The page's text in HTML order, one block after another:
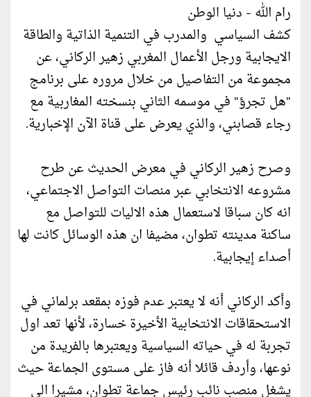
رام الله - دنيا الوطن
كشف السياسي والمدرب في التنمية الذاتية والطاقة
الايجابية ورجل الأعمال المغربي زهير الركاني، عن
مجموعة من التفاصيل من خلال مروره على برنامج
"هل تجرؤ" في موسمه الثاني بنسخته المغاربية مع
رجاء قصابني، والذي يعرض على قناة الآن الإخبارية.
وصرح زهير الركاني في معرض الحديث عن طرح
مشروعه الانتخابي عبر منصات التواصل الاجتماعي،
انه كان سباقا لاستعمال هذه الاليات للتواصل مع
ساكنة مدينته تطوان، مضيفا ان هذه الوسائل كانت لها
أصداء إيجابية.
وأكد الركاني أنه لا يعتبر عدم فوزه بمقعد برلماني في
الاستحقاقات الانتخابية الأخيرة خسارة، لأنها تعد اول
تجربة له في حياته السياسية ويعتبرها بالفريدة من
نوعها، وأردف قائلا أنه فاز على مستوى الجماعة حيث
يشغل منصب نائب رئيس جماعة تطوان، مشيرا الى